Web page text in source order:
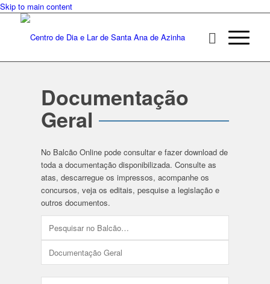
Skip to main content
Documentação
Geral
No Balcão Online pode consultar e fazer download de
toda a documentação disponibilizada. Consulte as
atas, descarregue os impressos, acompanhe os
concursos, veja os editais, pesquise a legislação e
outros documentos.